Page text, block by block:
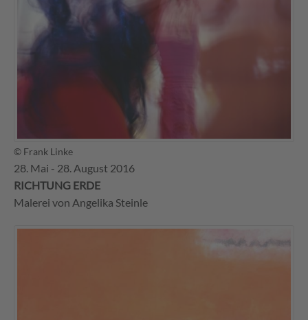
© Frank Linke
28. Mai - 28. August 2016
RICHTUNG ERDE
Malerei von Angelika Steinle